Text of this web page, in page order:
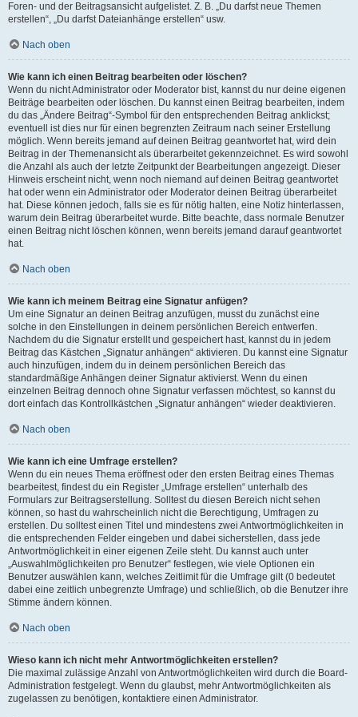
Foren- und der Beitragsansicht aufgelistet. Z. B. „Du darfst neue Themen
erstellen“, „Du darfst Dateianhänge erstellen“ usw.
Nach oben
Wie kann ich einen Beitrag bearbeiten oder löschen?
Wenn du nicht Administrator oder Moderator bist, kannst du nur deine eigenen
Beiträge bearbeiten oder löschen. Du kannst einen Beitrag bearbeiten, indem
du das „Ändere Beitrag“-Symbol für den entsprechenden Beitrag anklickst;
eventuell ist dies nur für einen begrenzten Zeitraum nach seiner Erstellung
möglich. Wenn bereits jemand auf deinen Beitrag geantwortet hat, wird dein
Beitrag in der Themenansicht als überarbeitet gekennzeichnet. Es wird sowohl
die Anzahl als auch der letzte Zeitpunkt der Bearbeitungen angezeigt. Dieser
Hinweis erscheint nicht, wenn noch niemand auf deinen Beitrag geantwortet
hat oder wenn ein Administrator oder Moderator deinen Beitrag überarbeitet
hat. Diese können jedoch, falls sie es für nötig halten, eine Notiz hinterlassen,
warum dein Beitrag überarbeitet wurde. Bitte beachte, dass normale Benutzer
einen Beitrag nicht löschen können, wenn bereits jemand darauf geantwortet
hat.
Nach oben
Wie kann ich meinem Beitrag eine Signatur anfügen?
Um eine Signatur an deinen Beitrag anzufügen, musst du zunächst eine
solche in den Einstellungen in deinem persönlichen Bereich entwerfen.
Nachdem du die Signatur erstellt und gespeichert hast, kannst du in jedem
Beitrag das Kästchen „Signatur anhängen“ aktivieren. Du kannst eine Signatur
auch hinzufügen, indem du in deinem persönlichen Bereich das
standardmäßige Anhängen deiner Signatur aktivierst. Wenn du einen
einzelnen Beitrag dennoch ohne Signatur verfassen möchtest, so kannst du
dort einfach das Kontrollkästchen „Signatur anhängen“ wieder deaktivieren.
Nach oben
Wie kann ich eine Umfrage erstellen?
Wenn du ein neues Thema eröffnest oder den ersten Beitrag eines Themas
bearbeitest, findest du ein Register „Umfrage erstellen“ unterhalb des
Formulars zur Beitragserstellung. Solltest du diesen Bereich nicht sehen
können, so hast du wahrscheinlich nicht die Berechtigung, Umfragen zu
erstellen. Du solltest einen Titel und mindestens zwei Antwortmöglichkeiten in
die entsprechenden Felder eingeben und dabei sicherstellen, dass jede
Antwortmöglichkeit in einer eigenen Zeile steht. Du kannst auch unter
„Auswahlmöglichkeiten pro Benutzer“ festlegen, wie viele Optionen ein
Benutzer auswählen kann, welches Zeitlimit für die Umfrage gilt (0 bedeutet
dabei eine zeitlich unbegrenzte Umfrage) und schließlich, ob die Benutzer ihre
Stimme ändern können.
Nach oben
Wieso kann ich nicht mehr Antwortmöglichkeiten erstellen?
Die maximal zulässige Anzahl von Antwortmöglichkeiten wird durch die Board-
Administration festgelegt. Wenn du glaubst, mehr Antwortmöglichkeiten als
zugelassen zu benötigen, kontaktiere einen Administrator.